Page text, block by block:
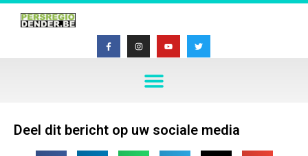
Deel dit bericht op uw sociale media